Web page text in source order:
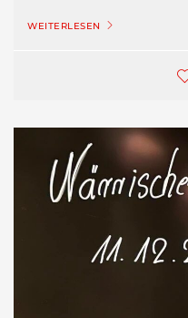
WEITERLESEN